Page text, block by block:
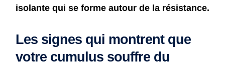
isolante qui se forme autour de la résistance.
Les signes qui montrent que
votre cumulus souffre du